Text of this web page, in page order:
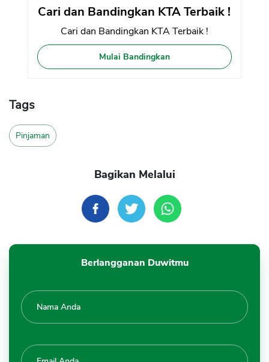
Cari dan Bandingkan KTA Terbaik !
Cari dan Bandingkan KTA Terbaik !
Mulai Bandingkan
Tags
Pinjaman
Bagikan Melalui
Berlangganan Duwitmu